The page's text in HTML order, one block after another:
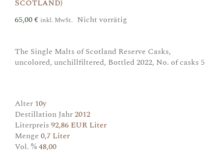
Scotland)
65,00€ inkl. MwSt. Nicht vorrätig
The Single Malts of Scotland Reserve Casks,
uncolored, unchillfiltered, Bottled 2022, No. of casks 5
Alter 10y
Destillation Jahr2012
Literpreis 92,86 EUR Liter
Menge 0,7 Liter
Vol. %48,00